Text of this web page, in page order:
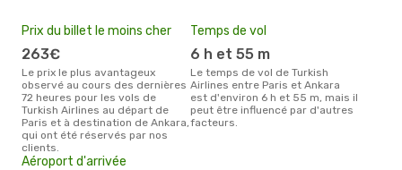
Prix du billet le moins cher
263€
Le prix le plus avantageux
observé au cours des dernières
72 heures pour les vols de
Turkish Airlines au départ de
Paris et à destination de Ankara,
qui ont été réservés par nos
clients.
Temps de vol
6 h et 55 m
Le temps de vol de Turkish
Airlines entre Paris et Ankara
est d'environ 6 h et 55 m, mais il
peut être influencé par d'autres
facteurs.
Aéroport d'arrivée